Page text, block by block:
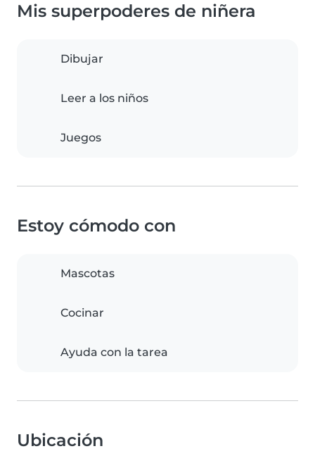
Mis superpoderes de niñera
Dibujar
Leer a los niños
Juegos
Estoy cómodo con
Mascotas
Cocinar
Ayuda con la tarea
Ubicación